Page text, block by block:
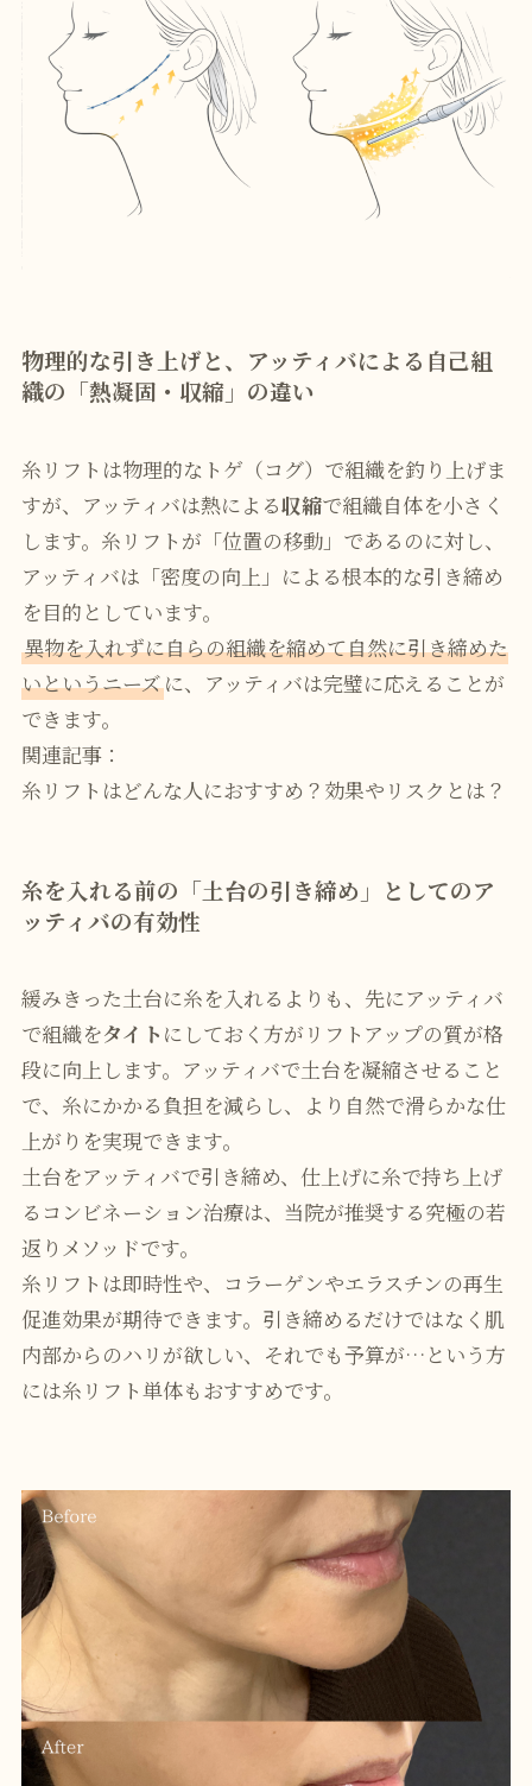
物理的な引き上げと、アッティバによる自己組
織の「熱凝固・収縮」の違い
糸リフトは物理的なトゲ（コグ）で組織を釣り上げま
すが、アッティバは熱による収縮で組織自体を小さく
します。糸リフトが「位置の移動」であるのに対し、
アッティバは「密度の向上」による根本的な引き締め
を目的としています。
異物を入れずに自らの組織を縮めて自然に引き締めた
いというニーズに、アッティバは完璧に応えることが
できます。
関連記事：
糸リフトはどんな人におすすめ？効果やリスクとは？
糸を入れる前の「土台の引き締め」としてのア
ッティバの有効性
緩みきった土台に糸を入れるよりも、先にアッティバ
で組織をタイト にしておく方がリフトアップの質が格
段に向上します。アッティバで土台を凝縮させること
で、糸にかかる負担を減らし、より自然で滑らかな仕
上がりを実現できます。
土台をアッティバで引き締め、仕上げに糸で持ち上げ
るコンビネーション治療は、当院が推奨する究極の若
返りメソッドです。
糸リフトは即時性や、コラーゲンやエラスチンの再生
促進効果が期待できます。引き締めるだけではなく肌
内部からのハリが欲しい、それでも予算が…という方
には糸リフト単体もおすすめです。